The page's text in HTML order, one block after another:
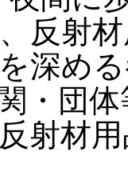
反射
深め
・団
射材